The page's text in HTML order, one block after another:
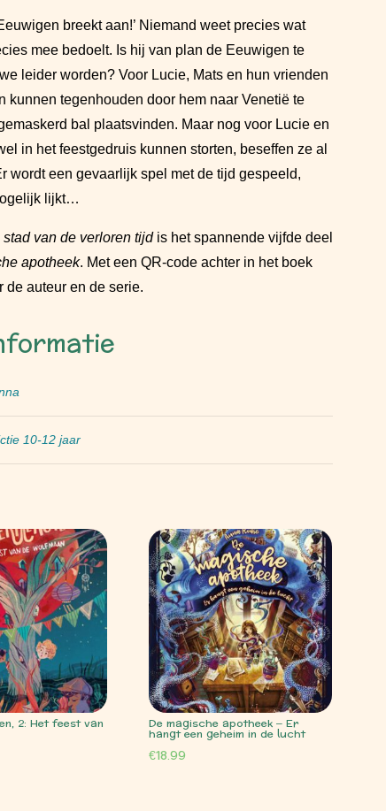
breekt aan!’ Niemand weet precies wat
mee bedoelt. Is hij van plan de Eeuwigen te
leider worden? Voor Lucie, Mats en hun vrienden
kunnen tegenhouden door hem naar Venetië te
bal plaatsvinden. Maar nog voor Lucie en
in het feestgedruis kunnen storten, beseffen ze al
wordt een gevaarlijk spel met de tijd gespeeld,
lijkt…
van de verloren tijd is het spannende vijfde deel
apotheek. Met een QR-code achter in het boek
de auteur en de serie.
10-12 jaar
2: Het feest van De magische apotheek – Er
hangt een geheim in de lucht
€18.99